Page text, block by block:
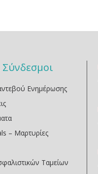
Ενημέρωσης
– Μαρτυρίες
Ταμείων